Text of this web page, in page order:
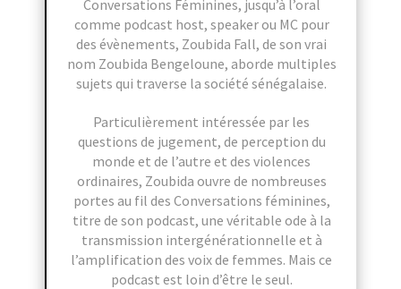
Conversations Féminines, jusqu’à l’oral
comme podcast host, speaker ou MC pour
des évènements, Zoubida Fall, de son vrai
nom Zoubida Bengeloune, aborde multiples
sujets qui traverse la société sénégalaise.
Particulièrement intéressée par les
questions de jugement, de perception du
monde et de l’autre et des violences
ordinaires, Zoubida ouvre de nombreuses
portes au fil des Conversations féminines,
titre de son podcast, une véritable ode à la
transmission intergénérationnelle et à
l’amplification des voix de femmes. Mais ce
podcast est loin d’être le seul.